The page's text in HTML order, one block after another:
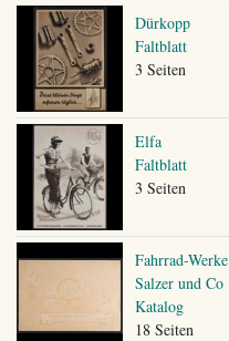
Dürkopp
Faltblatt
3 Seiten
Elfa
Faltblatt
3 Seiten
Fahrrad-Werke
Salzer und Co
Katalog
18 Seiten